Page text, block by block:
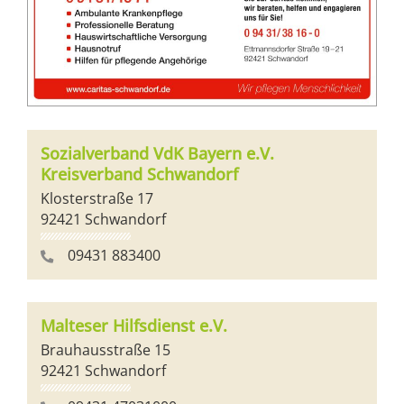
Sozialverband VdK Bayern e.V.
Kreisverband Schwandorf
Klosterstraße 17
92421 Schwandorf
09431 883400
Malteser Hilfsdienst e.V.
Brauhausstraße 15
92421 Schwandorf